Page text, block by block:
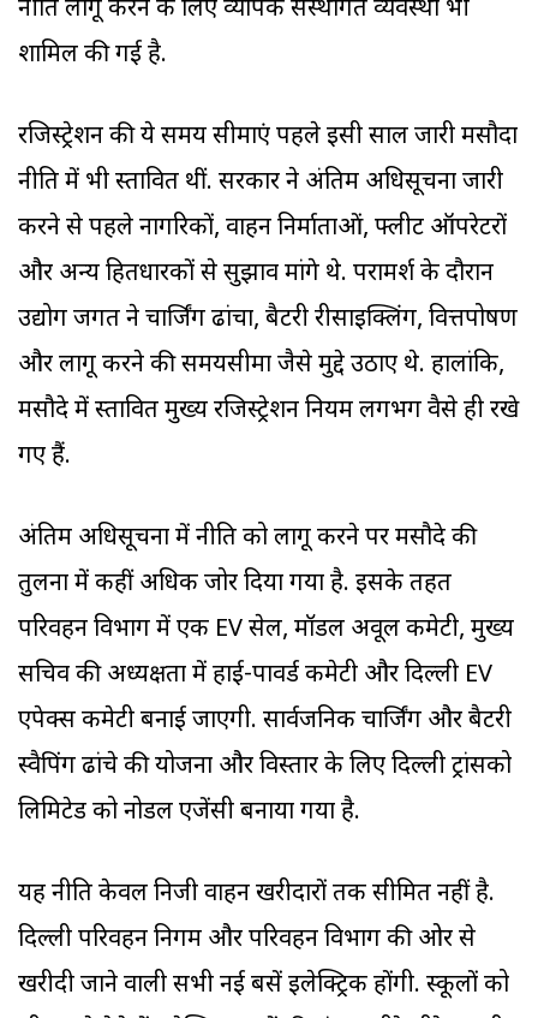
नीति लागू करने के लिए व्यापक संस्थागत व्यवस्था भी
शामिल की गई है.
रजिस्ट्रेशन की ये समय सीमाएं पहले इसी साल जारी मसौदा
नीति में भी प्रस्तावित थीं. सरकार ने अंतिम अधिसूचना जारी
करने से पहले नागरिकों, वाहन निर्माताओं, फ्लीट ऑपरेटरों
और अन्य हितधारकों से सुझाव मांगे थे. परामर्श के दौरान
उद्योग जगत ने चार्जिंग ढांचा, बैटरी रीसाइक्लिंग, वित्तपोषण
और लागू करने की समयसीमा जैसे मुद्दे उठाए थे. हालांकि,
मसौदे में प्रस्तावित मुख्य रजिस्ट्रेशन नियम लगभग वैसे ही रखे
गए हैं.
अंतिम अधिसूचना में नीति को लागू करने पर मसौदे की
तुलना में कहीं अधिक जोर दिया गया है. इसके तहत
परिवहन विभाग में एक EV सेल, मॉडल अप्रूवल कमेटी, मुख्य
सचिव की अध्यक्षता में हाई-पावर्ड कमेटी और दिल्ली EV
एपेक्स कमेटी बनाई जाएगी. सार्वजनिक चार्जिंग और बैटरी
स्वैपिंग ढांचे की योजना और विस्तार के लिए दिल्ली ट्रांसको
लिमिटेड को नोडल एजेंसी बनाया गया है.
यह नीति केवल निजी वाहन खरीदारों तक सीमित नहीं है.
दिल्ली परिवहन निगम और परिवहन विभाग की ओर से
खरीदी जाने वाली सभी नई बसें इलेक्ट्रिक होंगी. स्कूलों को